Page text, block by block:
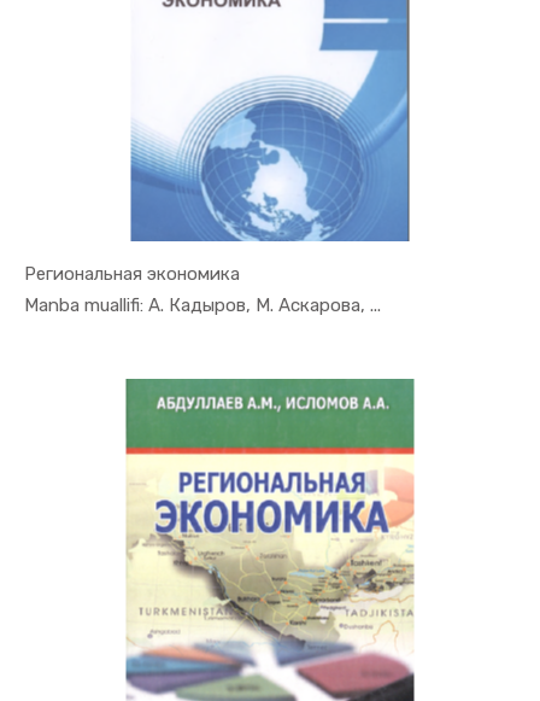
Региональная экономика
Manba muallifi: А. Кадыров, M. Аскарова, ...
In Mintaqa...